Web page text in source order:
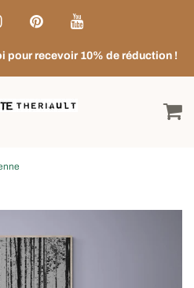
pour recevoir 10% de réduction !